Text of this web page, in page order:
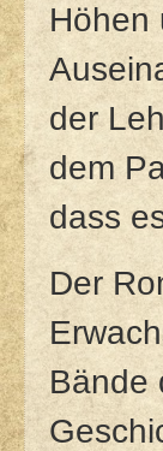
Höhen
der
dem
dass
Der
Bände